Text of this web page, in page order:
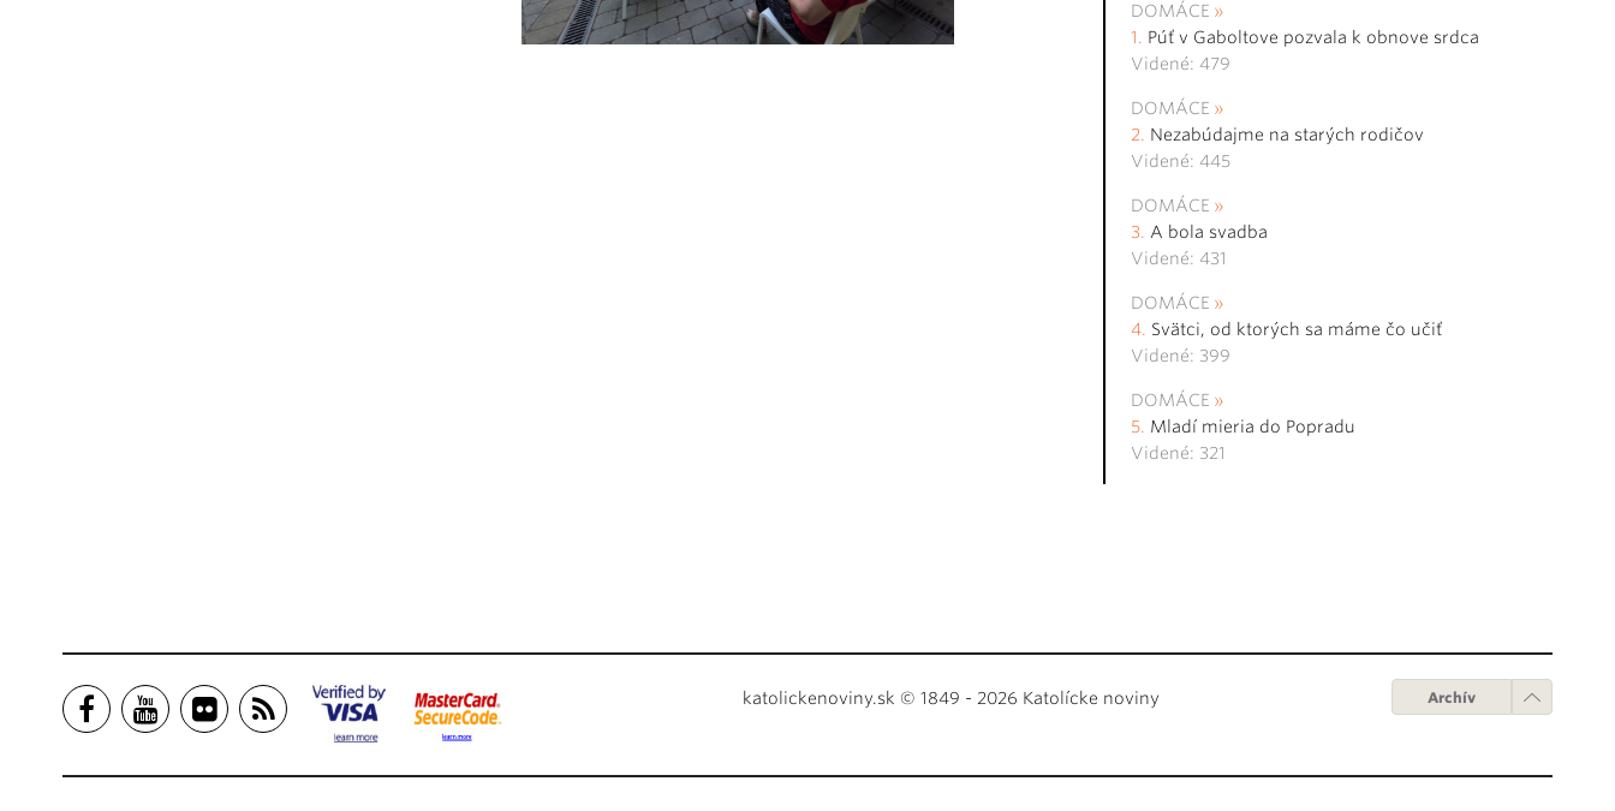
DOMÁCE
Púť v Gaboltove pozvala k obnove srdca
Videné: 479
DOMÁCE
Nezabúdajme na starých rodičov
Videné: 445
DOMÁCE
A bola svadba
Videné: 431
DOMÁCE
Svätci, od ktorých sa máme čo učiť
Videné: 399
DOMÁCE
Mladí mieria do Popradu
Videné: 321
katolickenoviny.sk © 1849 - 2026 Katolícke noviny Archív